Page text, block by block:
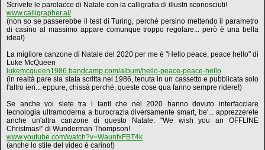
Scrivete le parolacce di Natale con la calligrafia di illustri sconosciuti!
www.calligrapher.ai/
(non so se passerebbe il test di Turing, perché persino mettendo il parametro
di casino al massimo appare comunque troppo regolare... però è una bella
idea!)
La migliore canzone di Natale del 2020 per me è "Hello peace, peace hello" di
Luke McQueen
lukemcqueen1986.bandcamp.com/album/hello-peace-peace-hello
(in realtà pare sia stata scritta nel 1986, tenuta in un cassetto e pubblicata solo
l'altro ieri... eppure, chissà perché, queste cose qua fanno sempre ridere!)
Se anche voi siete tra i tanti che nel 2020 hanno dovuto interfacciare
tecnologia ultramoderna a burocrazia diversamente smart, be'... apprezzerete
anche un'altra canzone di questo Natale: "We wish you an OFFLINE
Christmas!" di Wunderman Thompson!
www.youtube.com/watch?v=WaunfxFBT4k
(anche lo stile del video è carino!)